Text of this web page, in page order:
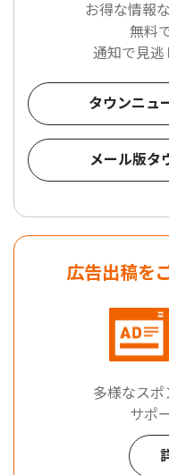
お得な情報
無料
通知で見逃
タウンニュ
メール版タ
広告出稿を
多様なスポ
サポ